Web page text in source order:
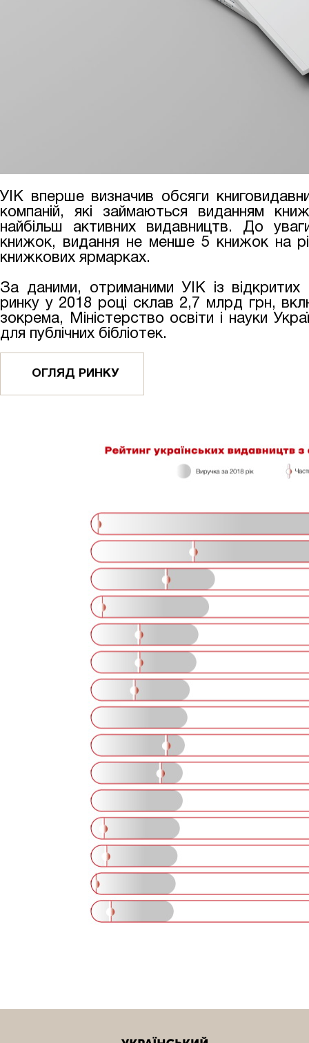
УІК вперше визначив обсяги
компаній, які займаються виданням
найбільш активних видавництв. До
книжок, видання не менше 5 книжок на
книжкових ярмарках.
За даними, отриманими УІК із
ринку у 2018 році склав 2,7 млрд грн,
зокрема, Міністерство освіти і науки
для публічних бібліотек.
ОГЛЯД РИНКУ